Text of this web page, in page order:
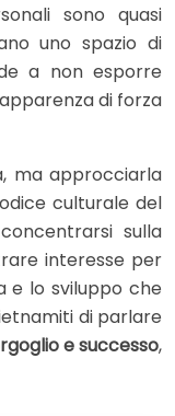
sono quasi
uno spazio di
a non esporre
di forza
ma approcciarla
culturale del
sulla
interesse per
e lo sviluppo che
di parlare
e successo,